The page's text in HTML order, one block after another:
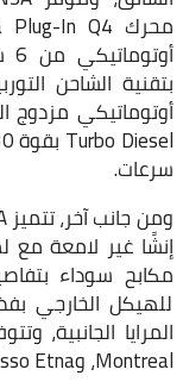
سرعات.
إنشًا غير لامعة مع
مكابح سوداء
للهيكل الخارجي
Montreal، وRosso Etna المعدني، وRosso Alfa الباستيل).